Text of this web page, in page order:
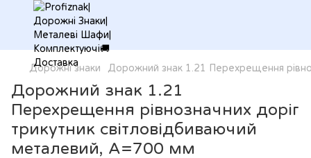
Дорожні знаки Дорожний знак 1.21 Перехрещення
Дорожний знак 1.21
Перехрещення рівнозначних доріг
трикутник світловідбиваючий
металевий, А=700 мм